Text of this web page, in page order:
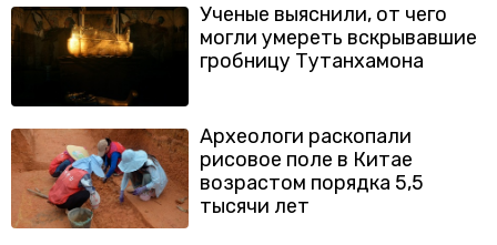
Ученые выяснили, от чего
могли умереть вскрывавшие
гробницу Тутанхамона
Археологи раскопали
рисовое поле в Китае
возрастом порядка 5,5
тысячи лет